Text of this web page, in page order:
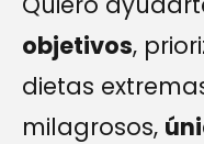
objetivos,
dietas
milagrosos,